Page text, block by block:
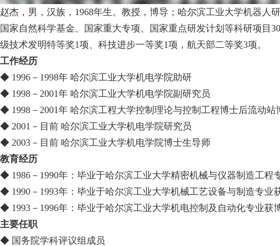
赵杰，男，汉族，1968年生。教授，博导；哈尔滨工业大学机器
国家自然科学基金、国家重大专项、国家重点研发计划等科研项目
级技术发明特等奖1项、科技进步一等奖1项，航天部二等奖3项。
工作经历
◆ 1996－1998年 哈尔滨工业大学机电学院助研
◆ 1998－2001年 哈尔滨工业大学机电学院副研究员
◆ 1998－2001年 哈尔滨工程大学控制理论与控制工程博士后流动站
◆ 2001－目前 哈尔滨工业大学机电学院研究员
◆ 2003－目前 哈尔滨工业大学机电学院博士生导师
教育经历
◆ 1986－1990年：毕业于哈尔滨工业大学精密机械与仪器制造工程
◆ 1990－1993年：毕业于哈尔滨工业大学机械工艺设备与制造专业
◆ 1993－1996年：毕业于哈尔滨工业大学机电控制及自动化专业获
主要任职
◆ 国务院学科评议组成员